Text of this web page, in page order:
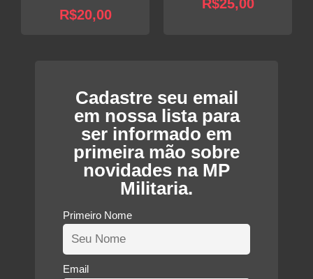
R$20,00
R$25,00
Cadastre seu email
em nossa lista para
ser informado em
primeira mão sobre
novidades na MP
Militaria.
Primeiro Nome
Email